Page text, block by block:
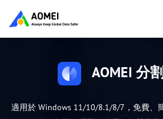
AOMEI 分
適用於 Windows 11/10/8.1/8/7，免費、